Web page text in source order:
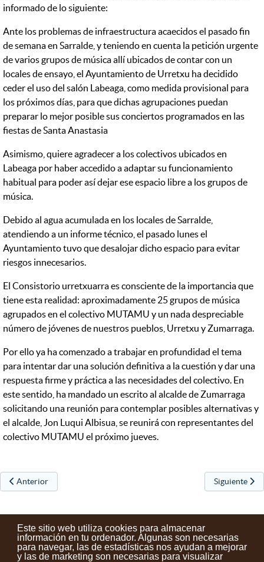
Este sitio web utiliza cookies para almacenar
información en tu ordenador. Algunas son necesarias
para navegar, las de estadísticas nos ayudan a mejorar
y las de marketing son necesarias para visualizar
informado de lo siguiente:
Ante los problemas de infraestructura acaecidos el pasado fin
de semana en Sarralde, y teniendo en cuenta la petición urgente
de varios grupos de música allí ubicados de contar con un
locales de ensayo, el Ayuntamiento de Urretxu ha decidido
ceder el uso del salón Labeaga, como medida provisional para
los próximos días, para que dichas agrupaciones puedan
preparar lo mejor posible sus conciertos programados en las
fiestas de Santa Anastasia
Asimismo, quiere agradecer a los colectivos ubicados en
Labeaga por haber accedido a adaptar su funcionamiento
habitual para poder así dejar ese espacio libre a los grupos de
música.
Debido al agua acumulada en los locales de Sarralde,
atendiendo a un informe técnico, el pasado lunes el
Ayuntamiento tuvo que desalojar dicho espacio para evitar
riesgos innecesarios.
El Consistorio urretxuarra es consciente de la importancia que
tiene esta realidad: aproximadamente 25 grupos de música
agrupados en el colectivo MUTAMU y un nada despreciable
número de jóvenes de nuestros pueblos, Urretxu y Zumarraga.
Por ello ya ha comenzado a trabajar en profundidad el tema
para intentar dar una solución definitiva a la cuestión y dar una
respuesta firme y práctica a las necesidades del colectivo. En
este sentido, ha mandado un escrito al alcalde de Zumarraga
solicitando una reunión para contemplar posibles alternativas y
el alcalde, Jon Luqui Albisua, se reunirá con representantes del
colectivo MUTAMU el próximo jueves.
Artículo anterior: El Ayuntamiento reubica Acción Social e
Anterior Artículo
Siguiente